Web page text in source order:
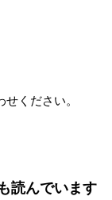
ください。
読んでいます